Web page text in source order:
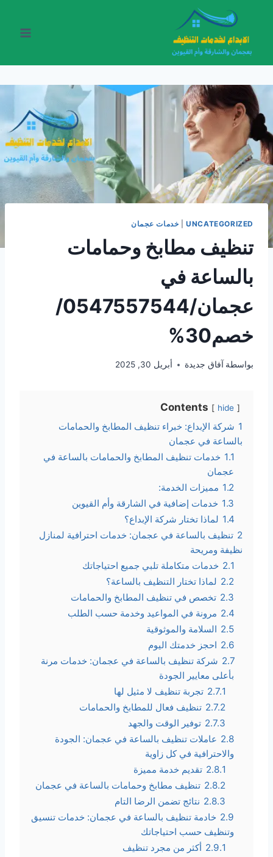
المحتوى
UNCATEGORIZED
| خدمات عجمان
تنظيف مطابخ وحمامات
بالساعة في
عجمان/0547557544/
خصم30%
بواسطة آفاق جديدة أبريل 30, 2025
Contents hide
1 شركة الإبداع: خبراء تنظيف المطابخ والحمامات
بالساعة في عجمان
1.1 خدمات تنظيف المطابخ والحمامات بالساعة في
عجمان
1.2 مميزات الخدمة:
1.3 خدمات إضافية في الشارقة وأم القيوين
1.4 لماذا تختار شركة الإبداع؟
2 تنظيف بالساعة في عجمان: خدمات احترافية لمنازل
نظيفة ومريحة
2.1 خدمات متكاملة تلبي جميع احتياجاتك
2.2 لماذا تختار التنظيف بالساعة؟
2.3 تخصص في تنظيف المطابخ والحمامات
2.4 مرونة في المواعيد وخدمة حسب الطلب
2.5 السلامة والموثوقية
2.6 احجز خدمتك اليوم
2.7 شركة تنظيف بالساعة في عجمان: خدمات مرنة
بأعلى معايير الجودة
2.7.1 تجربة تنظيف لا مثيل لها
2.7.2 تنظيف فعال للمطابخ والحمامات
2.7.3 توفير الوقت والجهد
2.8 عاملات تنظيف بالساعة في عجمان: الجودة
والاحترافية في كل زاوية
2.8.1 تقديم خدمة مميزة
2.8.2 تنظيف مطابخ وحمامات بالساعة في عجمان
2.8.3 نتائج تضمن الرضا التام
2.9 خادمة تنظيف بالساعة في عجمان: خدمات تنسيق
وتنظيف حسب احتياجاتك
2.9.1 أكثر من مجرد تنظيف